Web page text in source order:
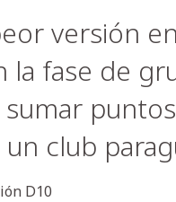
versión
la fase de
club
D10